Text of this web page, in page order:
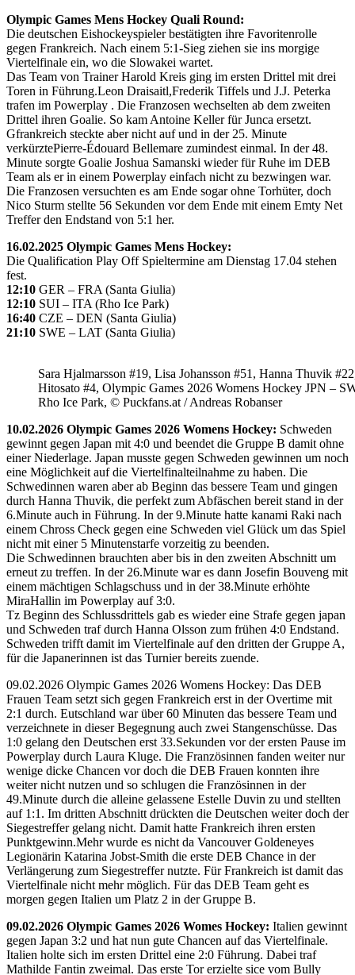
Olympic Games Mens Hockey Quali Round:
Die deutschen Eishockeyspieler bestätigten ihre Favoritenrolle
gegen Frankreich. Nach einem 5:1-Sieg ziehen sie ins morgige
Viertelfinale ein, wo die Slowakei wartet.
Das Team von Trainer Harold Kreis ging im ersten Drittel mit drei
Toren in Führung.Leon Draisaitl,Frederik Tiffels und J.J. Peterka
trafen im Powerplay . Die Franzosen wechselten ab dem zweiten
Drittel ihren Goalie. So kam Antoine Keller für Junca ersetzt.
Gfrankreich steckte aber nicht auf und in der 25. Minute
verkürztePierre-Édouard Bellemare zumindest einmal. In der 48.
Minute sorgte Goalie Joshua Samanski wieder für Ruhe im DEB
Team als er in einem Powerplay einfach nicht zu bezwingen war.
Die Franzosen versuchten es am Ende sogar ohne Torhüter, doch
Nico Sturm stellte 56 Sekunden vor dem Ende mit einem Emty Net
Treffer den Endstand von 5:1 her.
16.02.2025 Olympic Games Mens Hockey:
Die Qualification Play Off Spieltermine am Dienstag 17.04 stehen
fest.
12:10 GER – FRA (Santa Giulia)
12:10 SUI – ITA (Rho Ice Park)
16:40 CZE – DEN (Santa Giulia)
21:10 SWE – LAT (Santa Giulia)
Sara Hjalmarsson #19, Lisa Johansson #51, Hanna Thuvik
Hitosato #4, Olympic Games 2026 Womens Hockey JPN –
Rho Ice Park, © Puckfans.at / Andreas Robanser
10.02.2026 Olympic Games 2026 Womens Hockey: Schweden
gewinnt gegen Japan mit 4:0 und beendet die Gruppe B damit ohne
einer Niederlage. Japan musste gegen Schweden gewinnen um noch
eine Möglichkeit auf die Viertelfinalteilnahme zu haben. Die
Schwedinnen waren aber ab Beginn das bessere Team und gingen
durch Hanna Thuvik, die perfekt zum Abfäschen bereit stand in der
6.Minute auch in Führung. In der 9.Minute hatte kanami Raki nach
einem Chross Check gegen eine Schweden viel Glück um das Spiel
nicht mit einer 5 Minutenstarfe vorzeitig zu beenden.
Die Schwedinnen brauchten aber bis in den zweiten Abschnitt um
erneut zu treffen. In der 26.Minute war es dann Josefin Bouveng mit
einem mächtigen Schlagschuss und in der 38.Minute erhöhte
MiraHallin im Powerplay auf 3:0.
Tz Beginn des Schlussdrittels gab es wieder eine Strafe gegen japan
und Schweden traf durch Hanna Olsson zum frühen 4:0 Endstand.
Schweden trifft damit im Viertelfinale auf den dritten der Gruppe A,
für die Japanerinnen ist das Turnier bereits zuende.
09.02.2026 Olympic Games 2026 Womens Hockey: Das DEB
Frauen Team setzt sich gegen Frankreich erst in der Overtime mit
2:1 durch. Eutschland war über 60 Minuten das bessere Team und
verzeichnete in dieser Begegnung auch zwei Stangenschüsse. Das
1:0 gelang den Deutschen erst 33.Sekunden vor der ersten Pause im
Powerplay durch Laura Kluge. Die Französinnen fanden weiter nur
wenige dicke Chancen vor doch die DEB Frauen konnten ihre
weiter nicht nutzen und so schlugen die Französinnen in der
49.Minute durch die alleine gelassene Estelle Duvin zu und stellten
auf 1:1. Im dritten Abschnitt drückten die Deutschen weiter doch der
Siegestreffer gelang nicht. Damit hatte Frankreich ihren ersten
Punktgewinn.Mehr wurde es nicht da Vancouver Goldeneyes
Legionärin Katarina Jobst-Smith die erste DEB Chance in der
Verlängerung zum Siegestreffer nutzte. Für Frankreich ist damit das
Viertelfinale nicht mehr möglich. Für das DEB Team geht es
morgen gegen Italien um Platz 2 in der Gruppe B.
09.02.2026 Olympic Games 2026 Womes Hockey: Italien gewinnt
gegen Japan 3:2 und hat nun gute Chancen auf das Viertelfinale.
Italien holte sich im ersten Drittel eine 2:0 Führung. Dabei traf
Mathilde Fantin zweimal. Das erste Tor erzielte sice vom Bully